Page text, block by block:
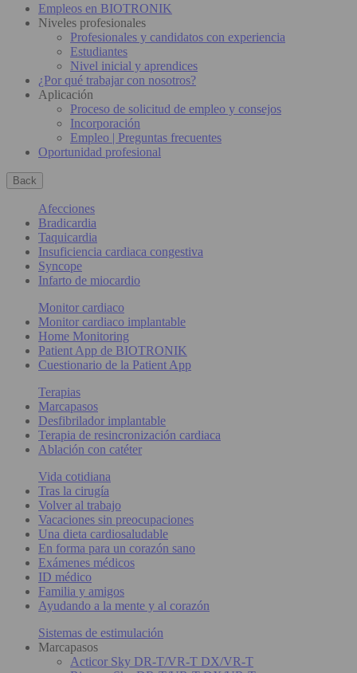
Empleos en BIOTRONIK
Niveles profesionales
Profesionales y candidatos con experiencia
Estudiantes
Nivel inicial y aprendices
¿Por qué trabajar con nosotros?
Aplicación
Proceso de solicitud de empleo y consejos
Incorporación
Empleo | Preguntas frecuentes
Oportunidad profesional
Back
Afecciones
Bradicardia
Taquicardia
Insuficiencia cardiaca congestiva
Syncope
Infarto de miocardio
Monitor cardiaco
Monitor cardiaco implantable
Home Monitoring
Patient App de BIOTRONIK
Cuestionario de la Patient App
Terapias
Marcapasos
Desfibrilador implantable
Terapia de resincronización cardiaca
Ablación con catéter
Vida cotidiana
Tras la cirugía
Volver al trabajo
Vacaciones sin preocupaciones
Una dieta cardiosaludable
En forma para un corazón sano
Exámenes médicos
ID médico
Familia y amigos
Ayudando a la mente y al corazón
Sistemas de estimulación
Marcapasos
Acticor Sky DR-T/VR-T DX/VR-T